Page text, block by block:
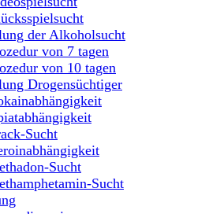
der Alkoholsucht
von 7 tagen
von 10 tagen
Drogensüchtiger
Sucht
Sucht
Sucht